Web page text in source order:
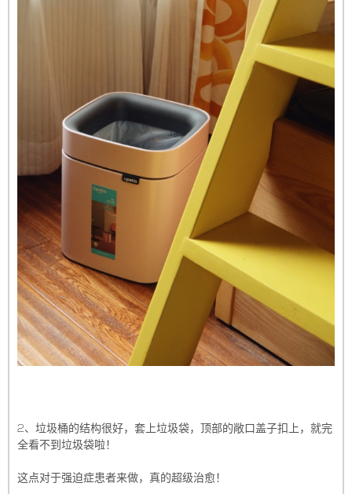
2、垃圾桶的结构很好，套上垃圾袋，顶部的敞口盖子扣上，就完
全看不到垃圾袋啦！
这点对于强迫症患者来做，真的超级治愈！